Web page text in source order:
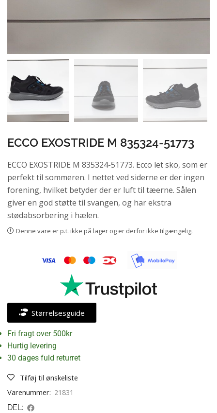
ECCO EXOSTRIDE M 835324-51773
ECCO EXOSTRIDE M 835324-51773. Ecco let sko, som er
perfekt til sommeren. I nettet ved siderne er der ingen
forening, hvilket betyder der er luft til tæerne. Sålen
giver en god støtte til svangen, og har ekstra
stødabsorbering i hælen.
Denne vare er p.t. ikke på lager og er derfor ikke tilgængelig.
Størrelsesguide
Fri fragt over 500kr
Hurtig levering
30 dages fuld returret
Tilføj til ønskeliste
Varenummer: 21831
DEL: